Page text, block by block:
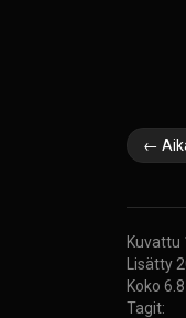
←
Kuvattu
Lisätty
Koko
Tagit: